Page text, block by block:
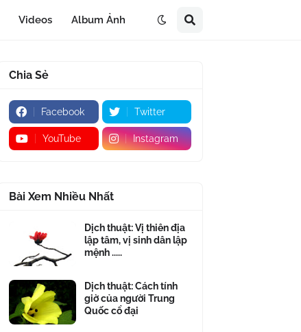
Videos Album Ảnh
Chia Sẻ
Facebook Twitter
YouTube Instagram
Bài Xem Nhiều Nhất
Dịch thuật: Vị thiên địa
lập tâm, vị sinh dân lập
mệnh .....
Dịch thuật: Cách tính
giờ của người Trung
Quốc cổ đại